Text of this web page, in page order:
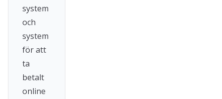
system
och
system
för att
ta
betalt
online